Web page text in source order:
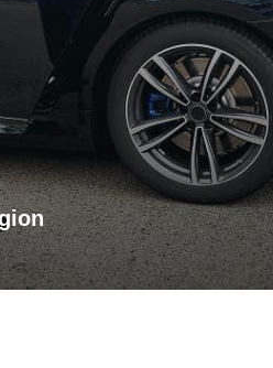
inter-région
je vous propose un service
et confortable. Que ce soit
ou professionnelles,
adapté à vos besoins,
sûrs et sur mesure.